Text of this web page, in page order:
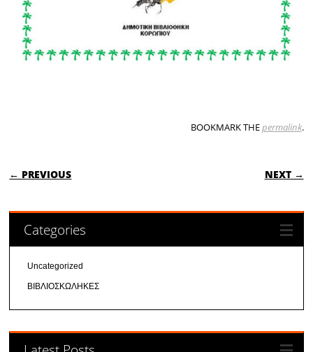
BOOKMARK THEpermalink.
POST NAVIGATION
← PREVIOUS NEXT →
Categories
Uncategorized
ΒΙΒΛΙΟΣΚΩΛΗΚΕΣ